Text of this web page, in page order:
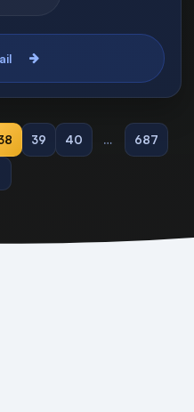
39 40 … 687